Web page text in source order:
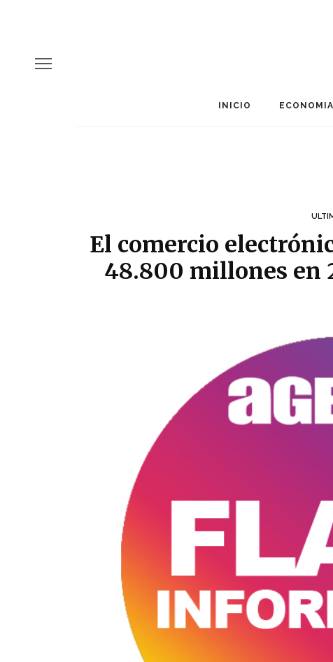
INICIO ECONOMIA
El comercio
48.800 millones en